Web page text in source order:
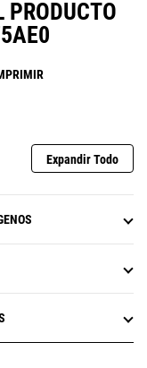
PRODUCTO
Expandir Todo